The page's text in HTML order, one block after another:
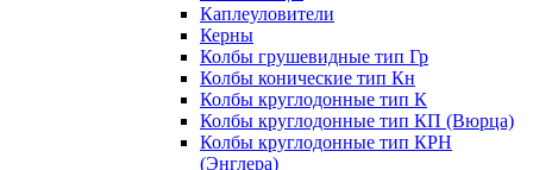
Каплеуловители
Керны
Колбы грушевидные тип Гр
Колбы конические тип Кн
Колбы круглодонные тип К
Колбы круглодонные тип КП (Вюрца)
Колбы круглодонные тип КРН
(Энглера)